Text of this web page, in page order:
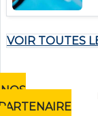
VOIR TOUTES
NOS